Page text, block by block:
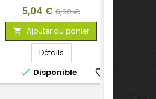
Prix
5,04 € Prix
de
base
6,30 €
 Ajouter au panier
Détails
 Disponible favorite_border